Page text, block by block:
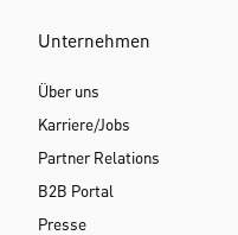
Unternehmen
Über uns
Karriere/Jobs
Partner Relations
B2B Portal
Presse